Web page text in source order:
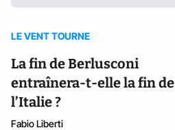
LE VENT TOURNE
La fin de Berlusconi
entraînera-t-elle la fin de
l’Italie ?
Fabio Liberti